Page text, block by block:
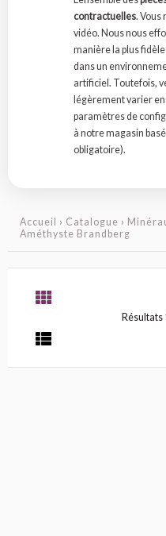
contractuelles. Vous
vidéo. Nous nous
manière la plus
dans un
artificiel. Toutefois,
légèrement varier
paramètres de
à notre magasin
obligatoire).
Accueil › Catalogue ›
Améthyste Brandberg
Résultats